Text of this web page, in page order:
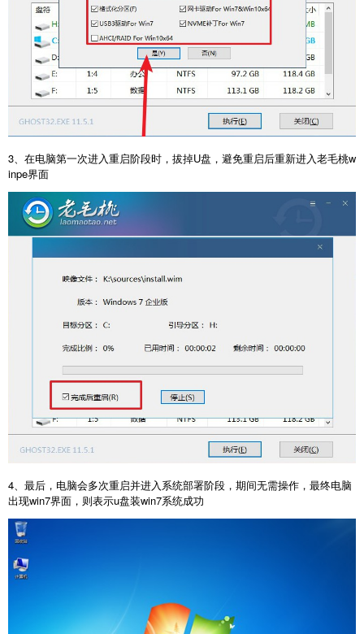
3、在电脑第一次进入重启阶段时，拔掉U盘，避免重启后重新进入老毛桃w
inpe界面
4、最后，电脑会多次重启并进入系统部署阶段，期间无需操作，最终电脑
出现win7界面，则表示u盘装win7系统成功